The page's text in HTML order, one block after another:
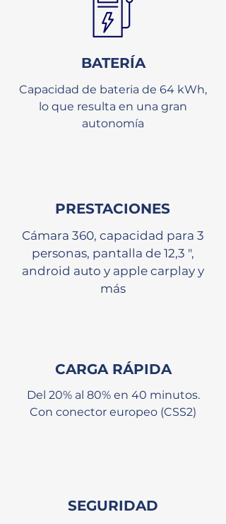
BATERÍA
Capacidad de bateria de 64 kWh,
lo que resulta en una gran
autonomía
PRESTACIONES
Cámara 360, capacidad para 3
personas, pantalla de 12,3 ",
android auto y apple carplay y
más
CARGA RÁPIDA
Del 20% al 80% en 40 minutos.
Con conector europeo (CSS2)
SEGURIDAD